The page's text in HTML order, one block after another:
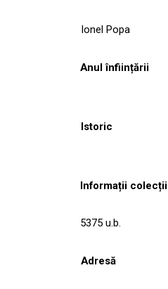
Ionel Popa
Anul înființării
Istoric
Informații colecții
5375 u.b.
Adresă